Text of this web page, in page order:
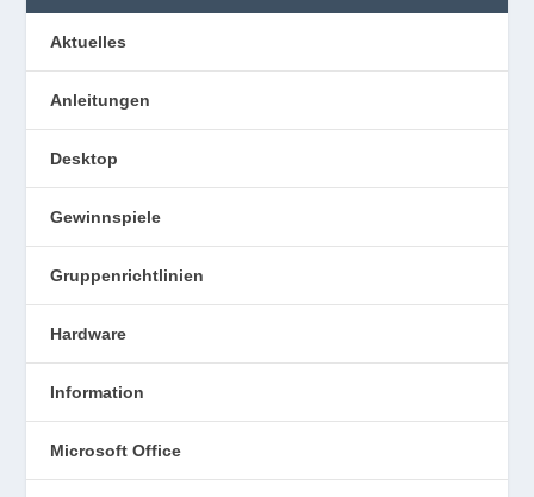
Aktuelles
Anleitungen
Desktop
Gewinnspiele
Gruppenrichtlinien
Hardware
Information
Microsoft Office